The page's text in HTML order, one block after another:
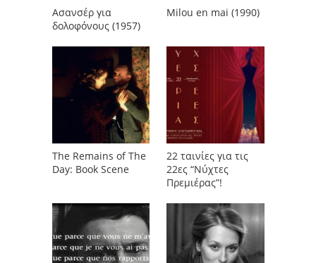
Ασανσέρ για
δολοφόνους (1957)
Milou en mai (1990)
The Remains of The
Day: Book Scene
22 ταινίες για τις
22ες “Νύχτες
Πρεμιέρας”!